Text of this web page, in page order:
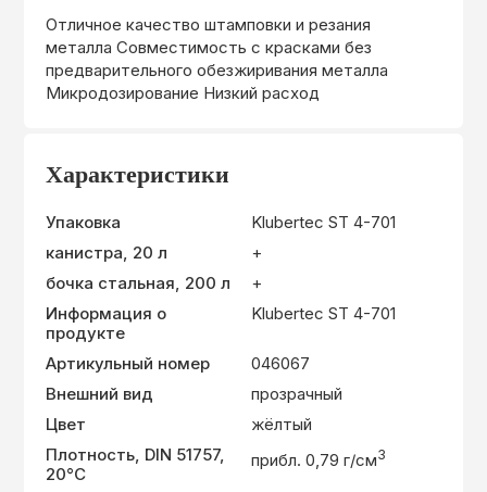
Отличное качество штамповки и резания
металла Совместимость с красками без
предварительного обезжиривания металла
Микродозирование Низкий расход
Характеристики
Упаковка
Klubertec ST 4-701
канистра, 20 л
+
бочка стальная, 200 л
+
Информация о
продукте
Klubertec ST 4-701
Артикульный номер
046067
Внешний вид
прозрачный
Цвет
жёлтый
Плотность, DIN 51757,
20°C
прибл. 0,79 г/см3